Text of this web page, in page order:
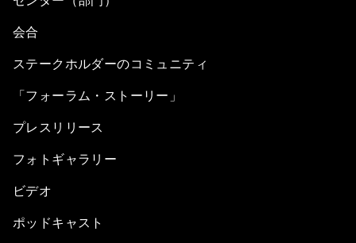
会合
ステークホルダーのコミュニティ
「フォーラム・ストーリー」
プレスリリース
フォトギャラリー
ビデオ
ポッドキャスト